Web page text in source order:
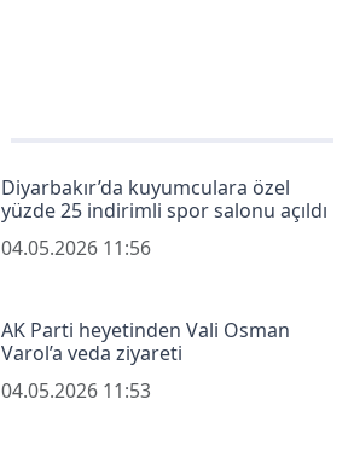
Diyarbakır’da kuyumculara özel
yüzde 25 indirimli spor salonu açıldı
04.05.2026 11:56
AK Parti heyetinden Vali Osman
Varol’a veda ziyareti
04.05.2026 11:53